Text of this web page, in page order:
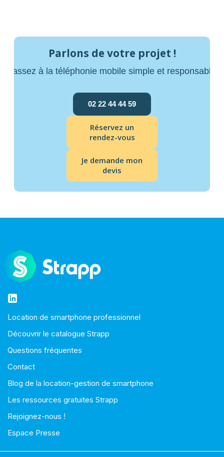
Parlons de votre projet !
Passez à la téléphonie mobile simple et responsable
02 22 44 44 59
Réservez un
rendez-vous
Je demande mon
devis
Location de smartphone professionnel
Découvrir le catalogue Strapp
Questions fréquentes
Contact
Blog de la location-gestion de smartphone
Les ressources gratuites Strapp
Rejoignez-nous !
Espace Presse